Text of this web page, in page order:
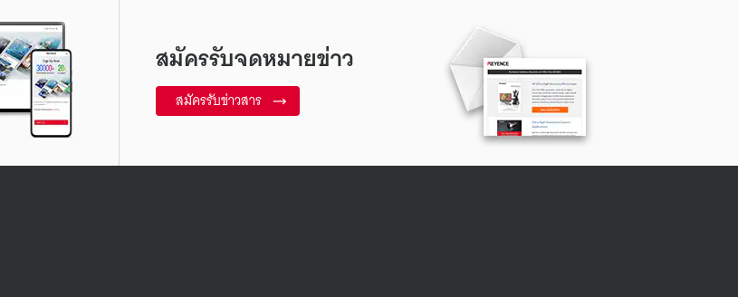
สมัครรับจดหมายข่าว
สมัครรับข่าวสาร